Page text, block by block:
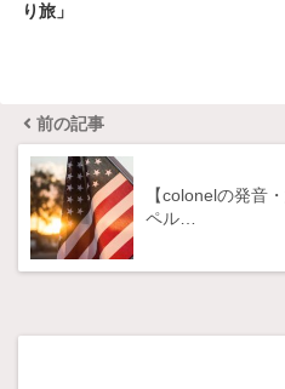
り旅」
前の記事
【colonelの発音
ペル…